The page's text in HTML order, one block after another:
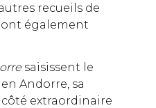
recueils de
également
saisissent le
Andorre, sa
extraordinaire